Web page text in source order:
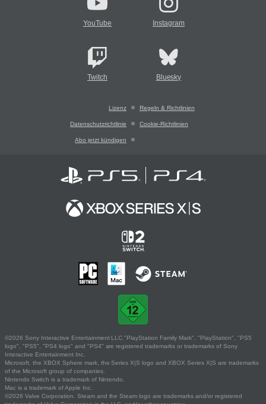
YouTube Instagram
Twitch Bluesky
Lizenz Regeln & Richtlinien
Datenschutzrichtlinie Cookie-Richtlinien
Abo jetzt kündigen
©2026 Sony Interactive Entertainment LLC."PlayStation Family Mark", "PlayStation", "PS5
logo", "PS5", "PS4 logo" and "PS4" are registered trademarks or trademarks of Sony
Interactive Entertainment Inc.
Microsoft, the XBOX Sphere mark, the Series X|S logo and XBOX Series X|S are trademarks
of the Microsoft group of companies.
Nintendo Switch is a trademark of Nintendo.
Mac is a trademark of Apple Inc.
©2026 Valve Corporation. Steam and the Steam logo are trademarks and/or registered